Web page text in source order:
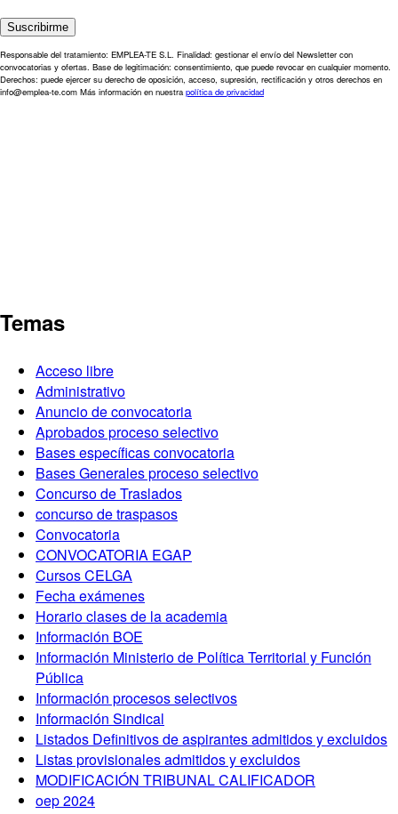
Responsable del tratamiento: EMPLEA-TE S.L. Finalidad: gestionar el envío del Newsletter con
convocatorias y ofertas. Base de legitimación: consentimiento, que puede revocar en cualquier momento.
Derechos: puede ejercer su derecho de oposición, acceso, supresión, rectificación y otros derechos en
info@emplea-te.com Más información en nuestra política de privacidad
Temas
Acceso libre
Administrativo
Anuncio de convocatoria
Aprobados proceso selectivo
Bases específicas convocatoria
Bases Generales proceso selectivo
Concurso de Traslados
concurso de traspasos
Convocatoria
CONVOCATORIA EGAP
Cursos CELGA
Fecha exámenes
Horario clases de la academia
Información BOE
Información Ministerio de Política Territorial y Función
Pública
Información procesos selectivos
Información Sindical
Listados Definitivos de aspirantes admitidos y excluidos
Listas provisionales admitidos y excluidos
MODIFICACIÓN TRIBUNAL CALIFICADOR
oep 2024